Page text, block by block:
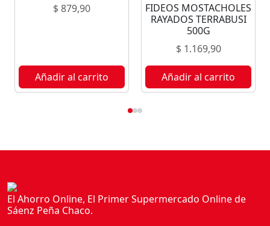
$879,90
Añadir al carrito
FIDEOS MOSTACHOLES
RAYADOS TERRABUSI
500G
$1.169,90
Añadir al carrito
El Ahorro Online, El Primer Supermercado Online de
Sáenz Peña Chaco.